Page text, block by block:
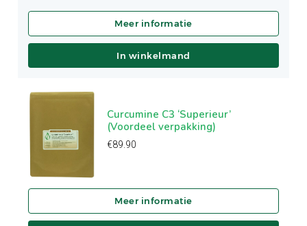
In winkelmand
Curcumine C3 ‘Superieur’
(Voordeel verpakking)
€89.90